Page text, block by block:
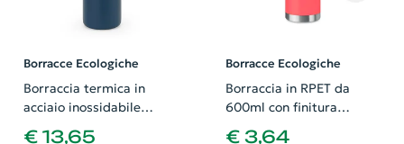
Borracce Ecologiche
Borraccia termica in
acciaio inossidabile
riciclato con apertura e
€ 13,65
Borracce Ecologiche
Borraccia in RPET da
600ml con finitura
gommata
€ 3,64